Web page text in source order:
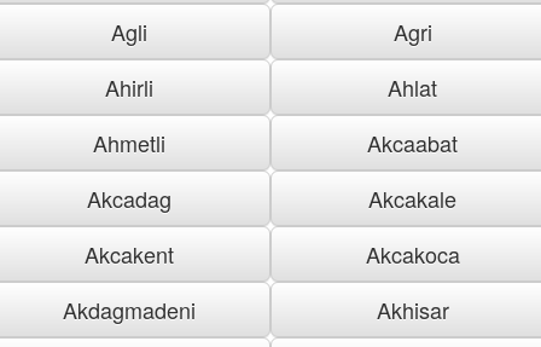
Agli
Agri
Ahirli
Ahlat
Ahmetli
Akcaabat
Akcadag
Akcakale
Akcakent
Akcakoca
Akdagmadeni
Akhisar